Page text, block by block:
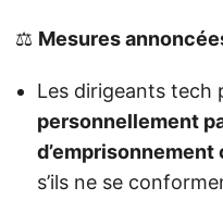
⚖️ Mesures
Les dirigeants tech
personnellement
d’emprisonnement
s’ils ne se